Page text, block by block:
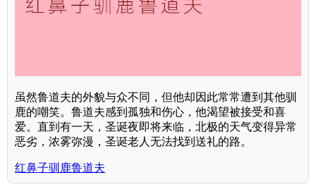
虽然鲁道夫的外貌与众不同，但他却因此常常遭到其他驯
鹿的嘲笑。鲁道夫感到孤独和伤心，他渴望被接受和喜
爱。直到有一天，圣诞夜即将来临，北极的天气变得异常
恶劣，浓雾弥漫，圣诞老人无法找到送礼的路。
红鼻子驯鹿鲁道夫